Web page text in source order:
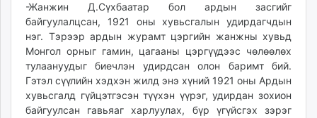
-Жанжин Д.Сүхбаатар бол ардын засгийг
байгуулалцсан, 1921 оны хувьсгалын удирдагчдын
нэг. Тэрээр ардын журамт цэргийн жанжны хувьд
Монгол орныг гамин, цагааны цэргүүдээс чөлөөлөх
тулаануудыг биечлэн удирдсан олон баримт бий.
Гэтэл сүүлийн хэдхэн жилд энэ хүний 1921 оны Ардын
хувьсгалд гүйцэтгэсэн түүхэн үүрэг, удирдан зохион
байгуулсан гавьяаг харлуулах, бүр үгүйсгэх зэрэг